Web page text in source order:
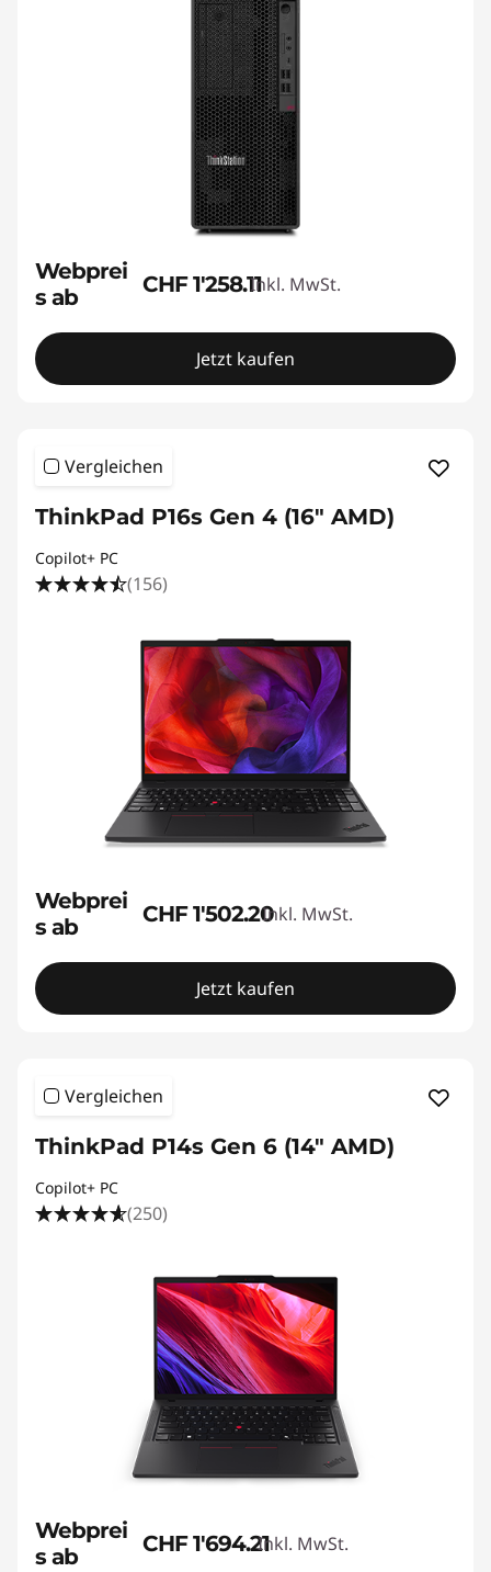
Webprei
s ab
CHF 1'258.11Inkl. MwSt.
Jetzt kaufen
Vergleichen
ThinkPad P16s Gen 4 (16" AMD)
Copilot+ PC
(156)
Webprei
s ab
CHF 1'502.20Inkl. MwSt.
Jetzt kaufen
Vergleichen
ThinkPad P14s Gen 6 (14" AMD)
Copilot+ PC
(250)
Webprei
s ab
CHF 1'694.21Inkl. MwSt.